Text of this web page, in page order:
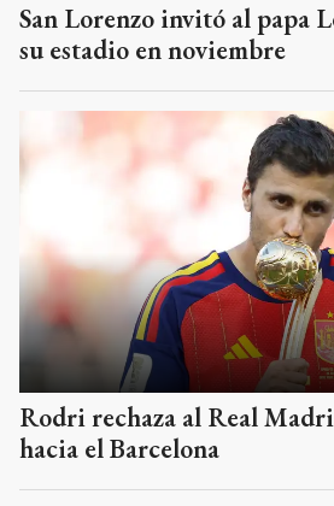
San Lorenzo invitó al papa
su estadio en noviembre
Rodri rechaza al Real
hacia el Barcelona